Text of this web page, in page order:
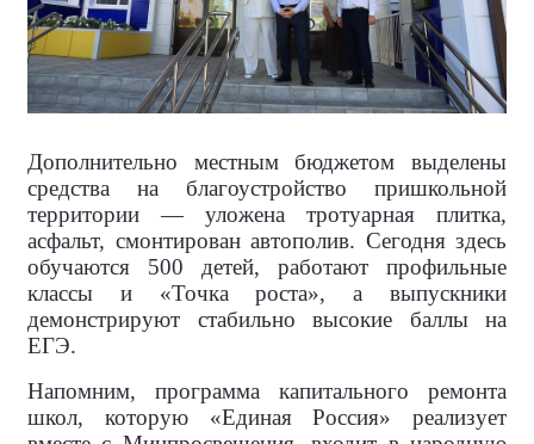
Дополнительно местным бюджетом выделены
средства на благоустройство пришкольной
территории — уложена тротуарная плитка,
асфальт, смонтирован автополив. Сегодня здесь
обучаются 500 детей, работают профильные
классы и «Точка роста», а выпускники
демонстрируют стабильно высокие баллы на
ЕГЭ.
Напомним, программа капитального ремонта
школ, которую «Единая Россия» реализует